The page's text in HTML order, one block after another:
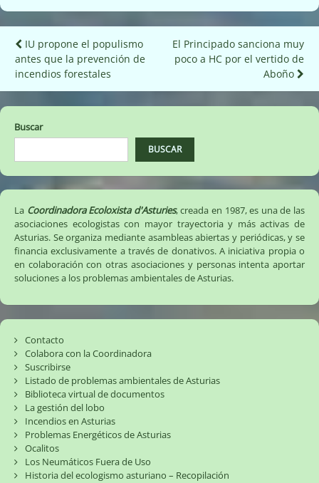
Navegación
de
entradas
IU propone el populismo
antes que la prevención de
incendios forestales
El Principado sanciona muy
poco a HC por el vertido de
Aboño
Buscar
BUSCAR
La Coordinadora Ecoloxista d'Asturies, creada en 1987, es una de las
asociaciones ecologistas con mayor trayectoria y más activas de
Asturias. Se organiza mediante asambleas abiertas y periódicas, y se
financia exclusivamente a través de donativos. A iniciativa propia o
en colaboración con otras asociaciones y personas intenta aportar
soluciones a los problemas ambientales de Asturias.
Contacto
Colabora con la Coordinadora
Suscribirse
Listado de problemas ambientales de Asturias
Biblioteca virtual de documentos
La gestión del lobo
Incendios en Asturias
Problemas Energéticos de Asturias
Ocalitos
Los Neumáticos Fuera de Uso
Historia del ecologismo asturiano – Recopilación